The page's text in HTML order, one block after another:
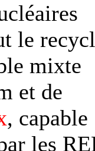
le
mixte
et de
, capable
les